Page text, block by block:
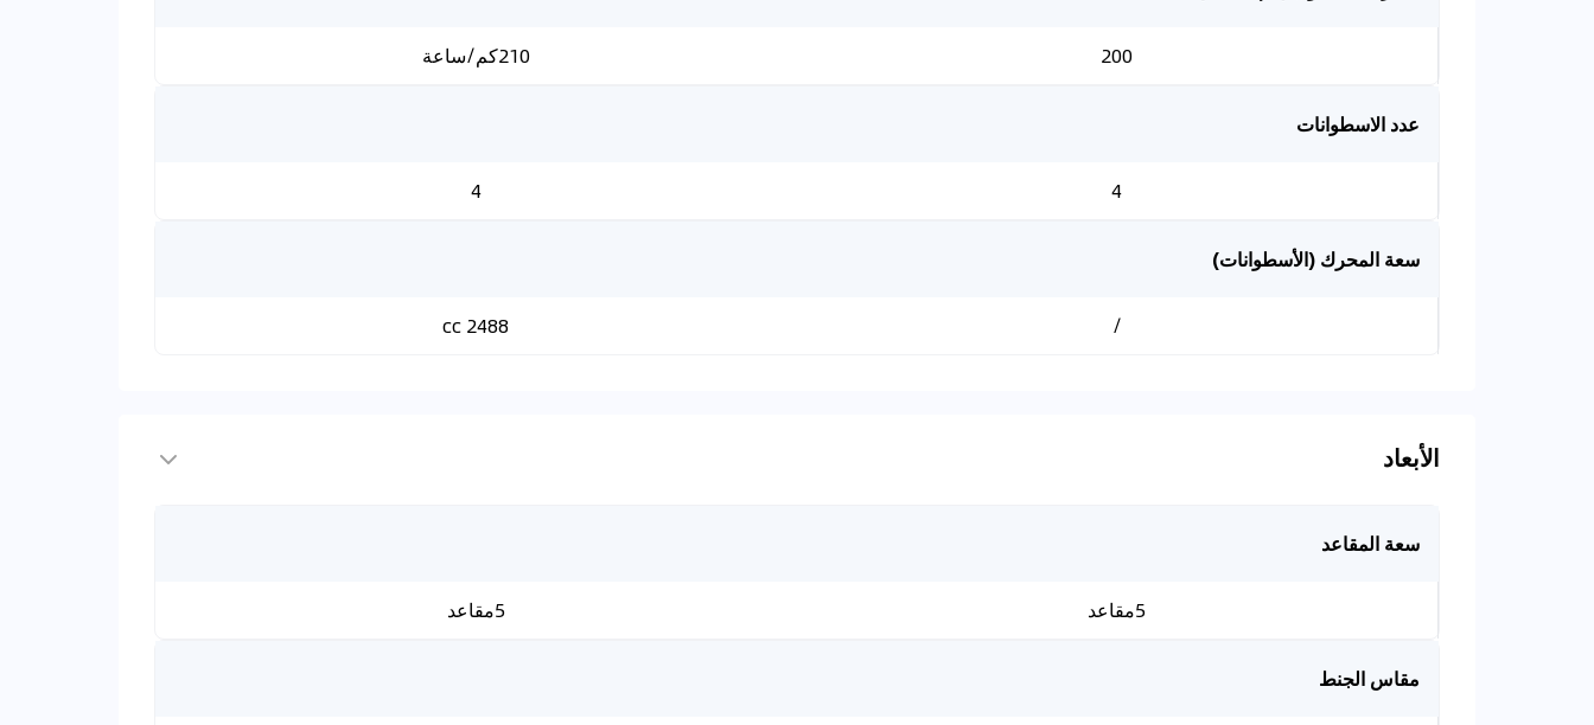
200 210كم/ساعة
عدد الاسطوانات
4
4
سعة المحرك (الأسطوانات)
/
2488 cc
الأبعاد
سعة المقاعد
5مقاعد 5مقاعد
مقاس الجنط